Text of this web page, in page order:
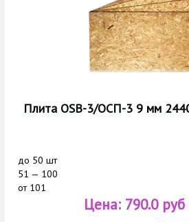
Плита OSB-3/ОСП-3 9 мм
до 50 шт
51 — 100
от101
Цена: 790.0